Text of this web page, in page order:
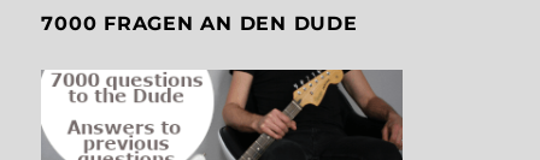
7000 FRAGEN AN DEN DUDE